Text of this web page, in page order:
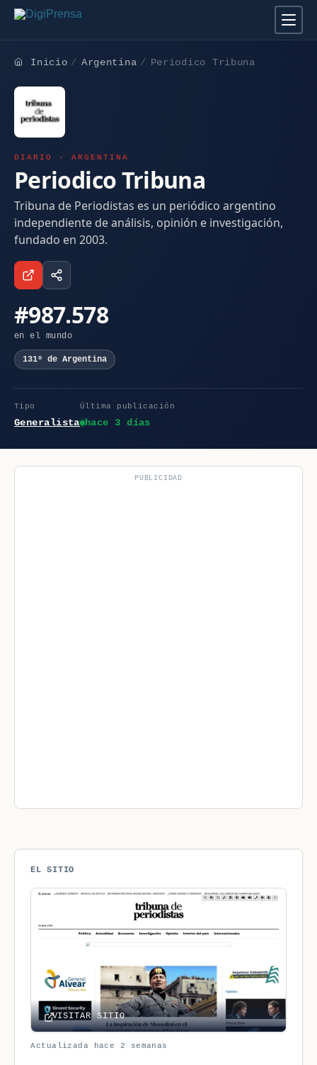
Inicio Argentina Periodico Tribuna
DIARIO · ARGENTINA
Periodico Tribuna
Tribuna de Periodistas es un periódico argentino
independiente de análisis, opinión e investigación,
fundado en 2003.
#987.578
en el mundo
131º de Argentina
Tipo
Generalista
Última publicación
hace 3 días
PUBLICIDAD
EL SITIO
VISITAR SITIO
Actualizada hace 2 semanas